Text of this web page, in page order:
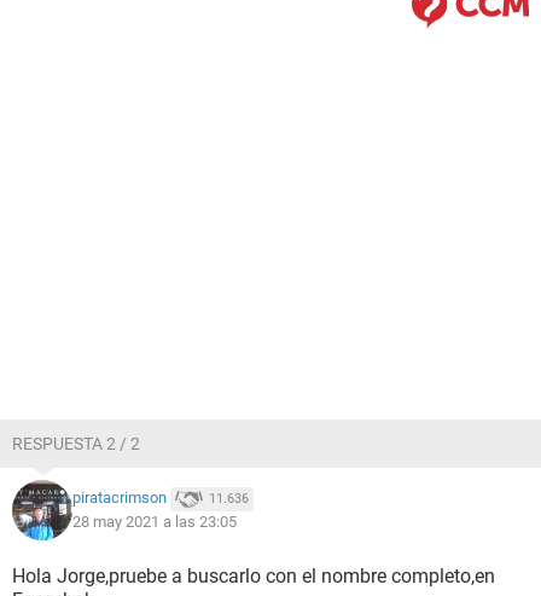
RESPUESTA 2 / 2
piratacrimson 11.636
28 may 2021 a las 23:05
Hola Jorge,pruebe a buscarlo con el nombre completo,en